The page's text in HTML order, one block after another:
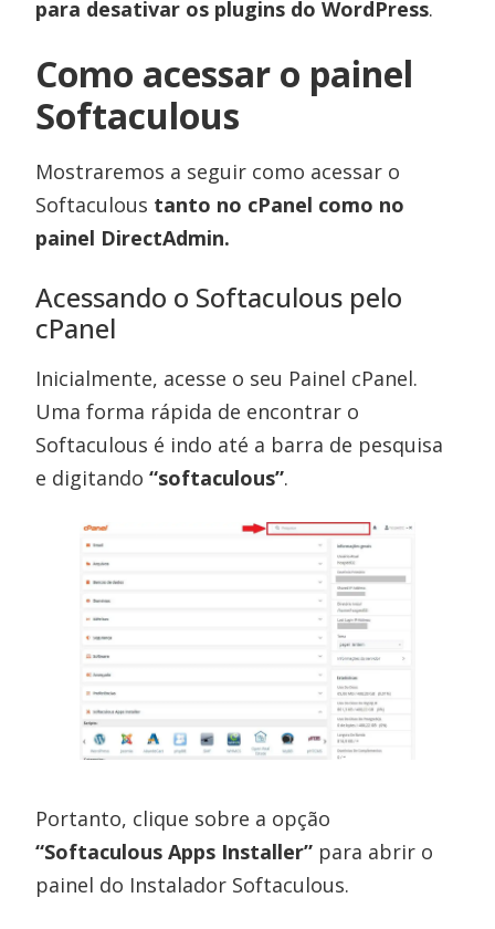
para desativar os plugins do WordPress.
Como acessar o painel
Softaculous
Mostraremos a seguir como acessar o
Softaculous tanto no cPanel como no
painel DirectAdmin.
Acessando o Softaculous pelo
cPanel
Inicialmente, acesse o seu Painel cPanel.
Uma forma rápida de encontrar o
Softaculous é indo até a barra de pesquisa
e digitando“softaculous”.
Portanto, clique sobre a opção
“Softaculous Apps Installer” para abrir o
painel do Instalador Softaculous.